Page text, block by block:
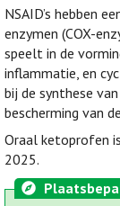
NSAID’s hebben
enzymen (COX-
speelt in de
inflammatie, en
bij de synthese
bescherming van
Oraal ketoprofen
2025.